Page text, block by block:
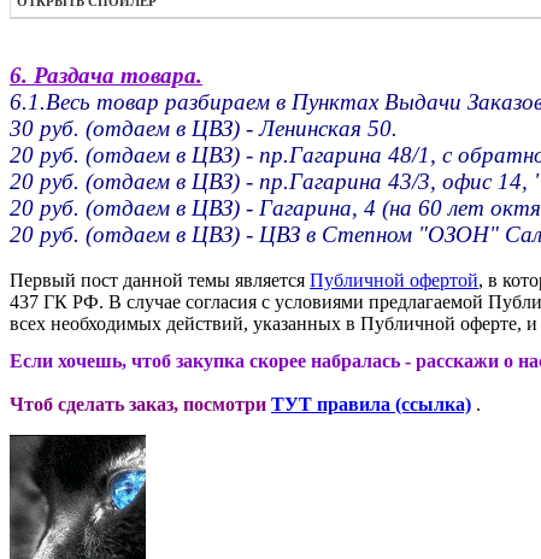
6. Раздача товара.
6.1.Весь товар разбираем в Пунктах Выдачи
30 руб. (отдаем в ЦВЗ) - Ленинская 50.
20 руб. (отдаем в ЦВЗ) - пр.Гагарина 48/1, с
20 руб. (отдаем в ЦВЗ) - пр.Гагарина 43/3, офис 14,
20 руб. (отдаем в ЦВЗ) - Гагарина, 4 (на 60 лет
20 руб. (отдаем в ЦВЗ) - ЦВЗ в Степном "ОЗОН"
Первый пост данной темы является Публичной офертой, в
437 ГК РФ. В случае согласия с условиями предлагаемой
всех необходимых действий, указанных в Публичной оферте,
Если хочешь, чтоб закупка скорее набралась - расскажи о
Чтоб сделать заказ, посмотри ТУТ правила (ссылка) .